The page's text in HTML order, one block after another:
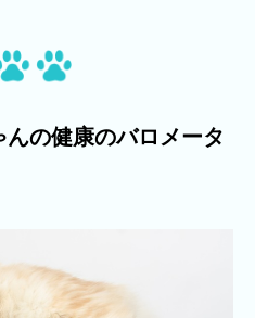
の健康のバロメータ